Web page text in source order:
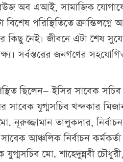
অব এআই, সামাজিক
পরিস্থিতিতে
নেই। জীবনে এটা শেষ
সর্বস্তরের জনগণের
ছিলেন— ইসির সাবেক সচিব
সাবেক যুগ্মসচিব খন্দকার
নূরুজ্জামান তালুকদার,
আঞ্চলিক নির্বাচন
যুগ্মসচিব মো. শাহেদুন্নবী